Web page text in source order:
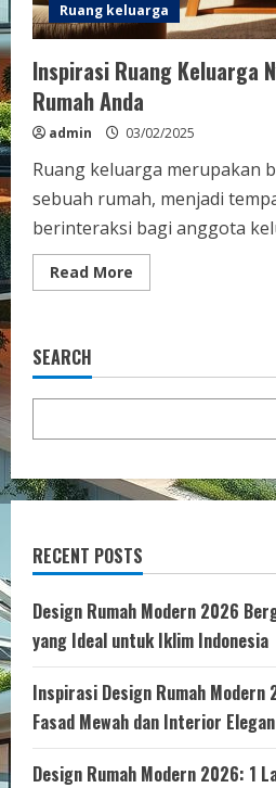
Ruang keluarga
Inspirasi Ruang Keluarga
Rumah Anda
admin 03/02/2025
Ruang keluarga merupakan
sebuah rumah, menjadi
berinteraksi bagi anggota
Read More
more
untuk
SEARCH
RECENT POSTS
Design Rumah Modern 2026
yang Ideal untuk Iklim Indonesia
Inspirasi Design Rumah
Fasad Mewah dan Interior Elegan
Design Rumah Modern 2026: 1